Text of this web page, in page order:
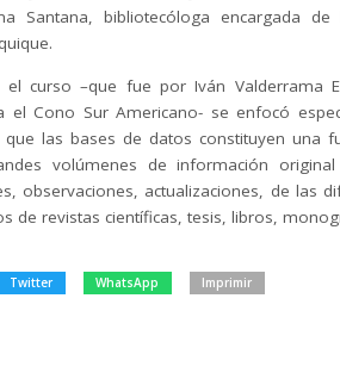
Santana, bibliotecóloga encargada
el curso –que fue por Iván Valderrama
el Cono Sur Americano- se enfocó
que las bases de datos constituyen una
volúmenes de información
observaciones, actualizaciones, de las
de revistas científicas, tesis, libros,
Twitter WhatsApp Imprimir